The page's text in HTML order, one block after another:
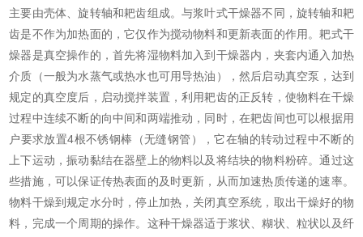
主要由壳体、旋转轴和耙齿组成。与浆叶式干燥器不同，旋转轴和耙
齿是不作为加热面的，它仅作为搅动物料和更新表面的作用。耙式干
燥器是真空操作的，首先将湿物料加入到干燥器内，夹套内通入加热
介质（一般为水蒸气或热水也可用导热油），然后启动真空泵，达到
规定的真空度后，启动搅拌装置，利用耙齿的正反转，使物料在干燥
过程中连续不断的向中间和两端推动，同时，在耙齿间也可以根据用
户要求放置4根不锈钢棒（无缝钢管），它在轴的转动过程中不断的
上下运动，振动黏结在器壁上的物料以及将结块的物料粉碎。通过这
些措施，可以保证传热表面的及时更新，从而加速热质传递的速率。
物料干燥到规定水分时，停止加热，关闭真空系统，取出干燥好的物
料，完成一个周期的操作。这种干燥器适于浆状、糊状、粒状以及纤